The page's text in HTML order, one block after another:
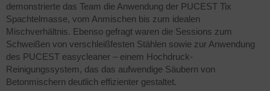
demonstrierte das Team die Anwendung der PUCEST Tix
Spachtelmasse, vom Anmischen bis zum idealen
Mischverhältnis. Ebenso gefragt waren die Sessions zum
Schweißen von verschleißfesten Stählen sowie zur Anwendung
des PUCEST easycleaner – einem Hochdruck-
Reinigungssystem, das das aufwendige Säubern von
Betonmischern deutlich effizienter gestaltet.